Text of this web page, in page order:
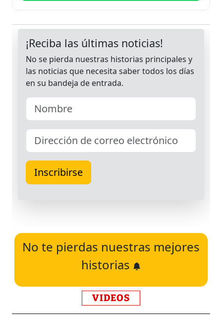
No te pierdas nuestras mejores
historias
VIDEOS